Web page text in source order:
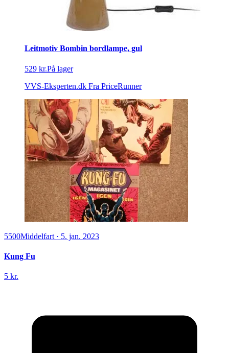
Leitmotiv Bombin bordlampe, gul
529 kr.På lager
VVS-Eksperten.dk Fra PriceRunner
5500Middelfart · 5. jan. 2023
Kung Fu
5 kr.